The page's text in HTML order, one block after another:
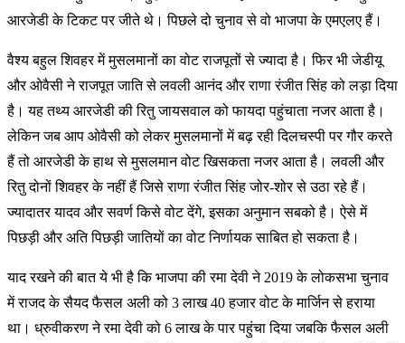
आरजेडी के टिकट पर जीते थे। पिछले दो चुनाव से वो भाजपा के एमएलए हैं।
वैश्य बहुल शिवहर में मुसलमानों का वोट राजपूतों से ज्यादा है। फिर भी जेडीयू
और ओवैसी ने राजपूत जाति से लवली आनंद और राणा रंजीत सिंह को लड़ा दिया
है। यह तथ्य आरजेडी की रितु जायसवाल को फायदा पहुंचाता नजर आता है।
लेकिन जब आप ओवैसी को लेकर मुसलमानों में बढ़ रही दिलचस्पी पर गौर करते
हैं तो आरजेडी के हाथ से मुसलमान वोट खिसकता नजर आता है। लवली और
रितु दोनों शिवहर के नहीं हैं जिसे राणा रंजीत सिंह जोर-शोर से उठा रहे हैं।
ज्यादातर यादव और सवर्ण किसे वोट देंगे, इसका अनुमान सबको है। ऐसे में
पिछड़ी और अति पिछड़ी जातियों का वोट निर्णायक साबित हो सकता है।
याद रखने की बात ये भी है कि भाजपा की रमा देवी ने 2019 के लोकसभा चुनाव
में राजद के सैयद फैसल अली को 3 लाख 40 हजार वोट के मार्जिन से हराया
था। ध्रुवीकरण ने रमा देवी को 6 लाख के पार पहुंचा दिया जबकि फैसल अली